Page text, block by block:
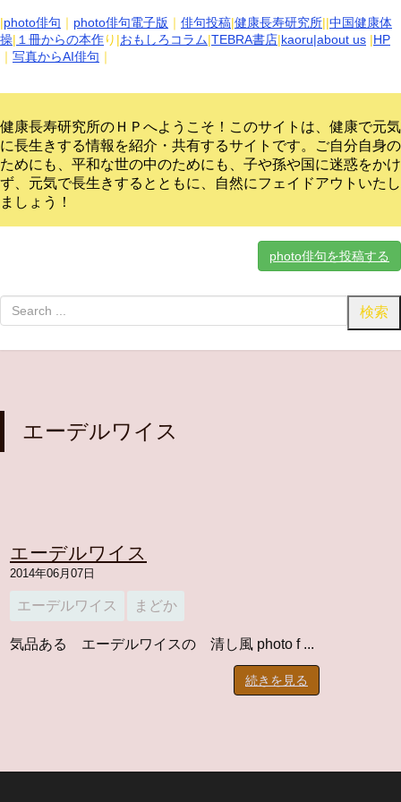
|photo俳句 ｜ photo俳句電子版 ｜ 俳句投稿|健康長寿研究所||中国健康体
操| １冊からの本作り|おもしろコラム|TEBRA書店|kaoru|about us |HP
｜ 写真からAI俳句 ｜
健康長寿研究所のＨＰへようこそ！このサイトは、健康で元気
に長生きする情報を紹介・共有するサイトです。
ご自分自身の
ためにも、平和な世の中のためにも、子や孫や国に迷惑をかけ
ず、元気で長生きするとともに、自然にフェイドアウトいたし
ましょう！
photo俳句を投稿する
エーデルワイス
エーデルワイス
2014年06月07日
エーデルワイス まどか
気品ある エーデルワイスの 清し風 photo f ...
続きを見る